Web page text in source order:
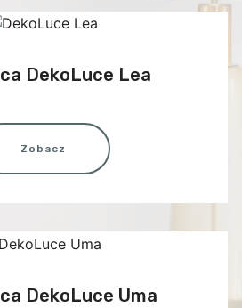
DekoLuce Lea
Zobacz
DekoLuce Uma